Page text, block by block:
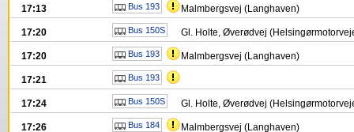
17:13 Bus 193 Malmbergsvej (Langhaven)
17:20 Bus 150S Gl. Holte, Øverødvej
17:20 Bus 193 Malmbergsvej (Langhaven)
17:21 Bus 193
17:24 Bus 150S Gl. Holte, Øverødvej
17:26 Bus 184 Malmbergsvej (Langhaven)